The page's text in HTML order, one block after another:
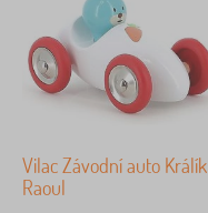
Vilac Závodní auto Králík
Raoul